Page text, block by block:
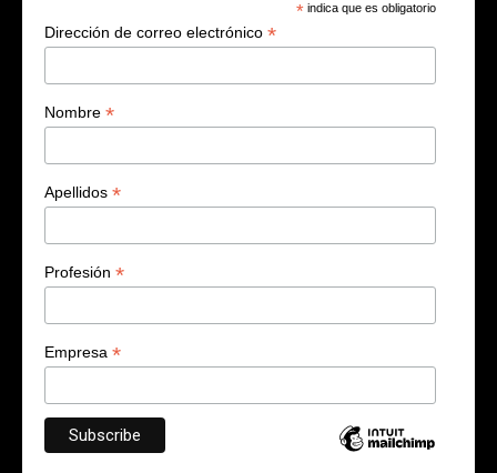
* indica que es obligatorio
Dirección de correo electrónico *
Nombre *
Apellidos *
Profesión *
Empresa *